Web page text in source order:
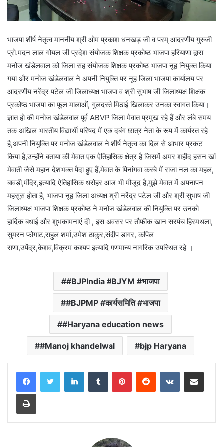
भाजपा शीर्ष नेतृत्व माननीय श्री ओम प्रकाश धनखड़ जी व परम् आदरणीय गुरुजी
प्रो.मदन लाल गोयल जी प्रदेश संयोजक शिक्षक प्रकोष्ठ भाजपा हरियाणा द्वारा
मनोज खंडेलवाल को जिला सह संयोजक शिक्षक प्रकोष्ठ भाजपा नूह नियुक्त किया
गया और मनोज खंडेलवाल ने अपनी नियुक्ति पर नूह जिला भाजपा कार्यालय पर
आदरणीय नरेंद्र पटेल जी जिलाध्यक्ष भाजपा व श्री सुभाष जी जिलाध्यक्ष शिक्षक
प्रकोष्ठ भाजपा का फूल मालाओं, गुलदस्ते मिठाई खिलाकर उनका स्वागत किया।
ज्ञात हो की मनोज खंडेलवाल पूर्व ABVP जिला मेवात प्रमुख रहे हैं और लंबे समय
तक अखिल भारतीय विद्यार्थी परिषद में एक दबंग छात्र नेता के रूप में कार्यरत रहे
है,अपनी नियुक्ति पर मनोज खंडेलवाल ने शीर्ष नेतृत्व का दिल से आभार प्रकट
किया है,उन्होंने बताया की मेवात एक ऐतिहासिक क्षेत्र है जिसमें अमर शहीद हसन खां
मेवाती जैसे महान देशभक्त पैदा हुए हैं,मेवात के पिनांगवा कस्बे में राजा नल का महल,
बावड़ी,मंदिर,इत्यादि ऐतिहासिक धरोहर आज भी मौजूद है,मुझे मेवात में अपनापन
महसूस होता है, भाजपा नूह जिला अध्यक्ष श्री नरेंद्र पटेल जी और श्री सुभाष जी
जिलाध्यक्ष भाजपा शिक्षक प्रकोष्ठ ने मनोज खंडेलवाल की नियुक्ति पर उनको
हार्दिक बधाई और शुभकामनाएं दी , इस अवसर पर तौफीक खान सरपंच हिरमथला,
सुमरन फोगाट,राहुल शर्मा,उमेश ठाकुर,संदीप डागर, कपिल
राणा,उपेंद्र,केशव,विक्रम कश्यप इत्यादि गणमान्य नागरिक उपस्थित रहे ।
#BJPIndia #BJYM #भाजपा
#BJPMP #कार्यसमिति #भाजपा
#Haryana education news
#Manoj khandelwal bjp Haryana
LinkedInTumblr PinterestReddit VKontakteShare via Email
Print